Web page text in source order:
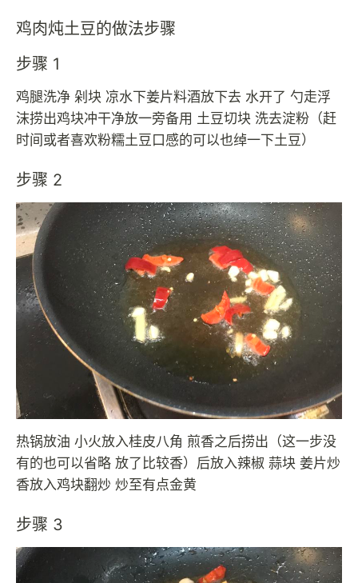
鸡肉炖土豆的做法步骤
步骤 1
鸡腿洗净 剁块 凉水下姜片料酒放下去 水开了 勺走浮
沫捞出鸡块冲干净放一旁备用 土豆切块 洗去淀粉（赶
时间或者喜欢粉糯土豆口感的可以也绰一下土豆）
步骤 2
热锅放油 小火放入桂皮八角 煎香之后捞出（这一步没
有的也可以省略 放了比较香）后放入辣椒 蒜块 姜片炒
香放入鸡块翻炒 炒至有点金黄
步骤 3